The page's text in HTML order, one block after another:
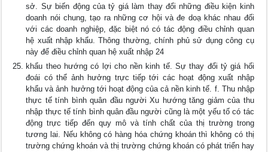
sở. Sự biến động của tỷ giá làm thay đổi những điều kiện kinh
doanh nói chung, tạo ra những cơ hội và đe doạ khác nhau đối
với các doanh nghiệp, đặc biệt nó có tác động điều chỉnh quan
hệ xuất nhập khẩu. Thông thường, chính phủ sử dụng công cụ
này để điều chỉnh quan hệ xuất nhập 24
khẩu theo hướng có lợi cho nền kinh tế. Sự thay đổi tỷ giá hối
đoái có thể ảnh hưởng trực tiếp tới các hoạt động xuất nhập
khẩu và ảnh hưởng tới hoạt động của cả nền kinh tế. f. Thu nhập
thực tế tính bình quân đầu người Xu hướng tăng giảm của thu
nhập thực tế tính bình quân đầu người cũng là một yếu tố có tác
động trực tiếp đến quy mô và tính chất của thị trường trong
tương lai. Nếu không có hàng hóa chứng khoán thì không có thị
trường chứng khoán và thị trường chứng khoán có phát triển hay